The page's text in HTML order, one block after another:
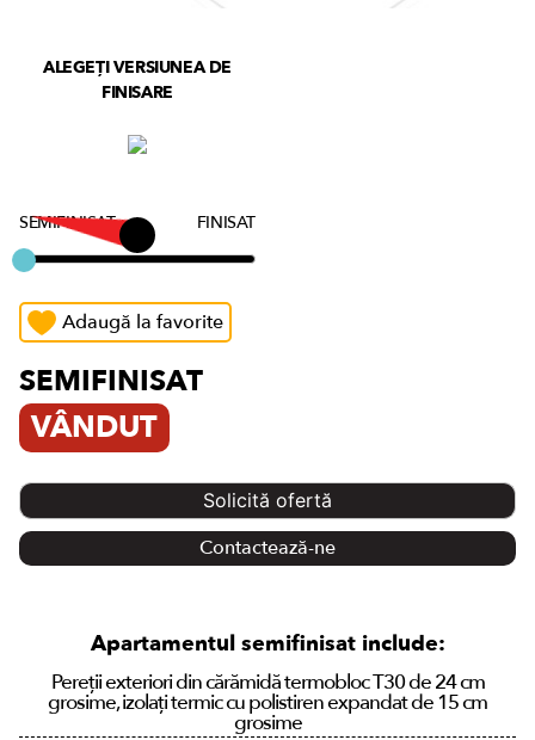
ALEGEȚI VERSIUNEA DE
FINISARE
SEMIFINISAT FINISAT
Adaugă la favorite
SEMIFINISAT
VÂNDUT
Solicită ofertă
Contactează-ne
Apartamentul semifinisat include:
Pereții exteriori din cărămidă termobloc T30 de 24 cm
grosime, izolați termic cu polistiren expandat de 15 cm
grosime